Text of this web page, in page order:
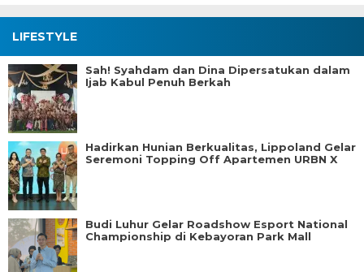
LIFESTYLE
Sah! Syahdam dan Dina Dipersatukan dalam
Ijab Kabul Penuh Berkah
Hadirkan Hunian Berkualitas, Lippoland Gelar
Seremoni Topping Off Apartemen URBN X
Budi Luhur Gelar Roadshow Esport National
Championship di Kebayoran Park Mall